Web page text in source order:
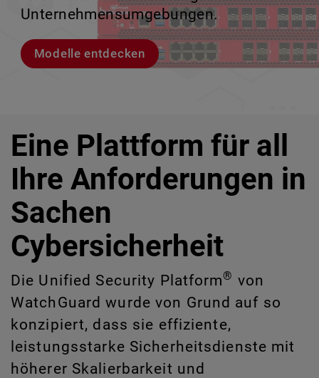
Unternehmensumgebungen.
Modelle entdecken
IT-Risiken zu identifizieren, die manuell
schwer erkennbar sind.
CloudDR entdecken
zu verlieren.
Lernen Sie Rai kennen
ermöglicht.
Lernen Sie WatchGuard EDR kennen
Eine Plattform für all
Ihre Anforderungen in
Sachen
Cybersicherheit
Die Unified Security Platform® von
WatchGuard wurde von Grund auf so
konzipiert, dass sie effiziente,
leistungsstarke Sicherheitsdienste mit
höherer Skalierbarkeit und